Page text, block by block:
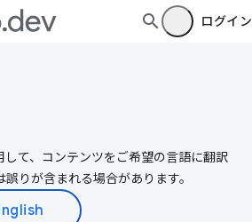
ログイン
て、コンテンツをご希望の言語に翻訳
りが含まれる場合があります。